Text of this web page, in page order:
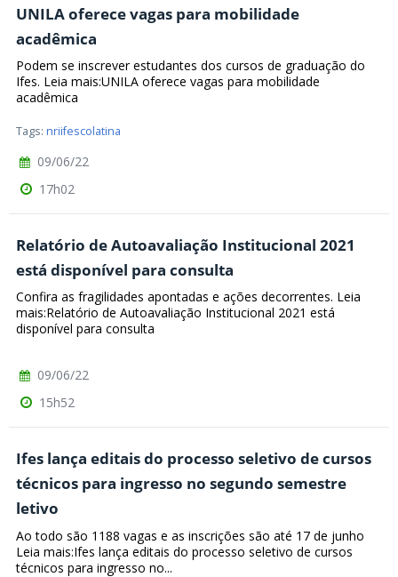
UNILA oferece vagas para mobilidade
acadêmica
Podem se inscrever estudantes dos cursos de graduação do
Ifes. Leia mais:UNILA oferece vagas para mobilidade
acadêmica
Tags: nriifescolatina
09/06/22
17h02
Relatório de Autoavaliação Institucional 2021
está disponível para consulta
Confira as fragilidades apontadas e ações decorrentes. Leia
mais:Relatório de Autoavaliação Institucional 2021 está
disponível para consulta
09/06/22
15h52
Ifes lança editais do processo seletivo de cursos
técnicos para ingresso no segundo semestre
letivo
Ao todo são 1188 vagas e as inscrições são até 17 de junho
Leia mais:Ifes lança editais do processo seletivo de cursos
técnicos para ingresso no...